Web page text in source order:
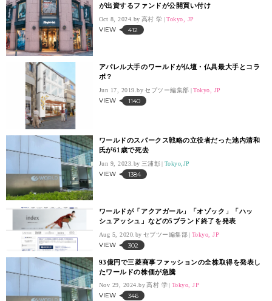
が出資するファンドが公開買い付け
Oct 8, 2024. 高村 学 Tokyo, JP
VIEW 412
アパレル大手のワールドが仏壇・仏具最大手とコラ
ボ？
Jun 17, 2019. セブツー編集部 Tokyo, JP
VIEW 1140
ワールドのスパークス戦略の立役者だった池内清和
氏が61歳で死去
Jun 9, 2023. 三浦彰 Tokyo,JP
VIEW 1384
ワールドが「アクアガール」「オゾック」「ハッ
シュアッシュ」などの5ブランド終了を発表
Aug 5, 2020. セブツー編集部 Tokyo, JP
VIEW 302
93億円で三菱商事ファッションの全株取得を発表し
たワールドの株価が急騰
Nov 29, 2024. 高村 学 Tokyo, JP
VIEW 346